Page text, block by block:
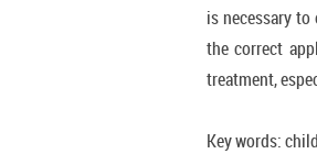
is necessary
the correct
treatment,
Key words: